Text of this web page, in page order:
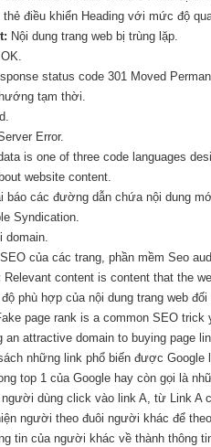
thẻ điều khiển Heading với mức độ
Nội dung trang web bị trùng lặp.
status code 301 Moved
tạm thời.
Error.
is one of three code languages
website content.
báo các đường dẫn chứa nội dung
Syndication.
domain.
của các trang, phần mềm Seo
Relevant content is content that the
phù hợp của nội dung trang web
page rank is a common SEO trick
an attractive domain to buying page
những link phổ biến được
top 1 của Google hay còn gọi là
người dùng click vào link A, từ Link A
người theo đuôi người khác để
tin của người khác về thành thông